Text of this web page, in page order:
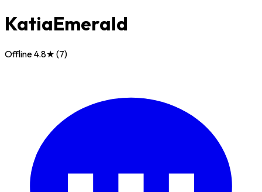
KatiaEmerald
Offline4.8★ (7)